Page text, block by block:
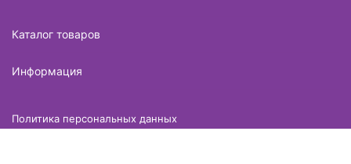
Каталог товаров
Информация
Политика персональных данных